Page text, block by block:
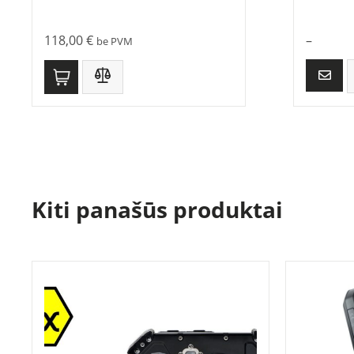
118,00€ be PVM –
Kiti panašūs produktai